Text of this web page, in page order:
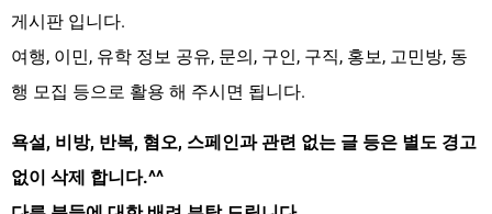
게시판 입니다.
여행, 이민, 유학 정보 공유, 문의, 구인, 구직, 홍보, 고민방, 동
행 모집 등으로 활용 해 주시면 됩니다.
욕설, 비방, 반복, 혐오, 스페인과 관련 없는 글 등은 별도 경고
없이 삭제 합니다.^^